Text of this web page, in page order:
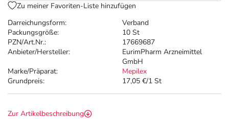
Marken
Darreichungsform:
Verband
Packungsgröße:
10 St
PZN/Art.Nr.:
17669687
Anbieter/Hersteller:
EurimPharm Arzneimittel
GmbH
Marke/Präparat:
Mepilex
Grundpreis:
17,05 €/1 St
Zu meiner Favoriten-Liste hinzufügen
Zur Artikelbeschreibung